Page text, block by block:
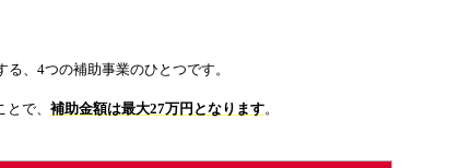
、4つの補助事業のひとつです。
で、 補助金額は最大27万円となります。